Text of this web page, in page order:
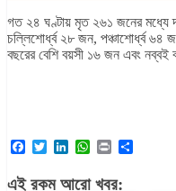
গত ২৪ ঘণ্টায় মৃত ২৬১ জনের মধ্যে
চল্লিশোর্ধ্ব ২৮ জন, পঞ্চাশোর্ধ্ব
বছরের বেশি বয়সী ১৬ জন এবং নব্বই
Facebook
TwitterLinkedInWhatsApp
Print
এই রকম আরো খবর: